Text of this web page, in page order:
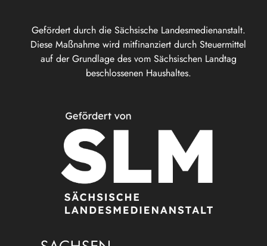
Gefördert durch die Sächsische Landesmedienanstalt.
Diese Maßnahme wird mitfinanziert durch Steuermittel
auf der Grundlage des vom Sächsischen Landtag
beschlossenen Haushaltes.